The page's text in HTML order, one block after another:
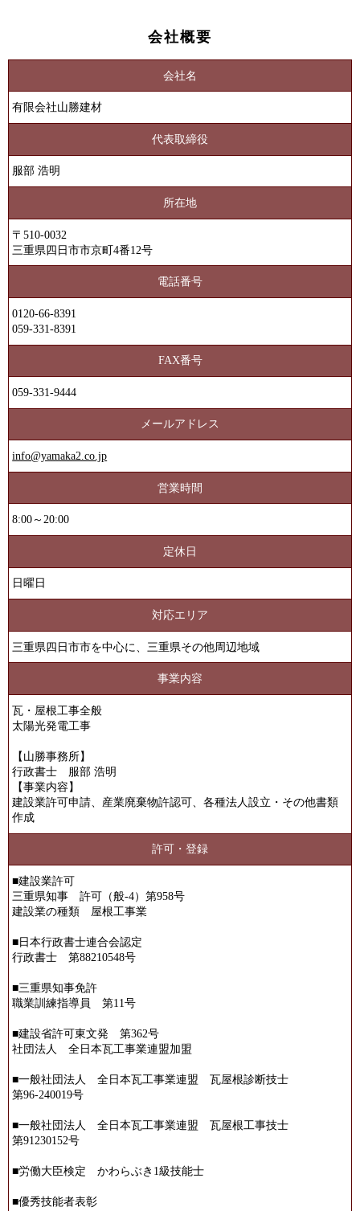
会社概要
会社名
有限会社山勝建材
代表取締役
服部 浩明
所在地
〒510-0032
三重県四日市市京町4番12号
電話番号
0120-66-8391
059-331-8391
FAX番号
059-331-9444
メールアドレス
info@yamaka2.co.jp
営業時間
8:00～20:00
定休日
日曜日
対応エリア
三重県四日市市を中心に、三重県その他周辺地域
事業内容
瓦・屋根工事全般
太陽光発電工事
【山勝事務所】
行政書士 服部 浩明
【事業内容】
建設業許可申請、産業廃棄物許認可、各種法人設立・その他書類
作成
許可・登録
■建設業許可
三重県知事 許可（般-4）第958号
建設業の種類 屋根工事業
■日本行政書士連合会認定
行政書士 第88210548号
■三重県知事免許
職業訓練指導員 第11号
■建設省許可東文発 第362号
社団法人 全日本瓦工事業連盟加盟
■一般社団法人 全日本瓦工事業連盟 瓦屋根診断技士
第96-240019号
■一般社団法人 全日本瓦工事業連盟 瓦屋根工事技士
第91230152号
■労働大臣検定 かわらぶき1級技能士
■優秀技能者表彰